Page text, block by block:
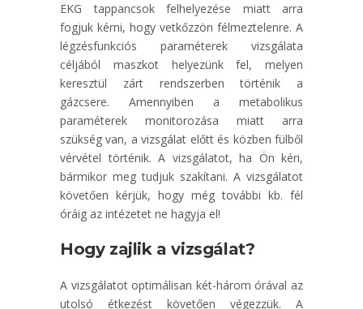
EKG tappancsok felhelyezése miatt arra
fogjuk kérni, hogy vetkőzzön félmeztelenre. A
légzésfunkciós paraméterek vizsgálata
céljából maszkot helyezünk fel, melyen
keresztül zárt rendszerben történik a
gázcsere. Amennyiben a metabolikus
paraméterek monitorozása miatt arra
szükség van, a vizsgálat előtt és közben fülből
vérvétel történik. A vizsgálatot, ha Ön kéri,
bármikor meg tudjuk szakítani. A vizsgálatot
követően kérjük, hogy még további kb. fél
óráig az intézetet ne hagyja el!
Hogy zajlik a vizsgálat?
A vizsgálatot optimálisan két-három órával az
utolsó étkezést követően végezzük. A